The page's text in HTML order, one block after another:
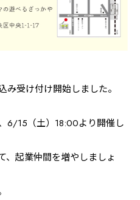
み受け付け開始しました。
6/15（土）18:00より開催し
、起業仲間を増やしましょ